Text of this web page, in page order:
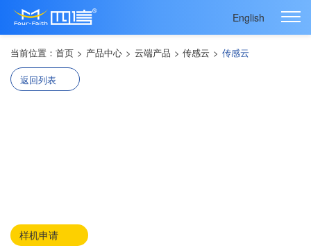
English
当前位置： 首页 > 产品中心 > 云端产品 > 传感云 > 传感云
返回列表
样机申请